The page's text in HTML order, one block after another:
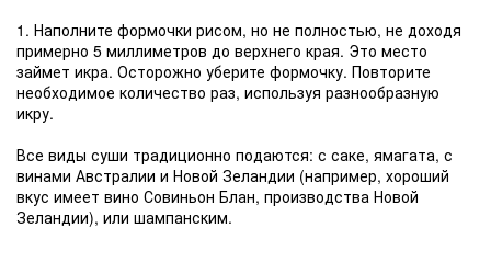
1. Наполните формочки рисом, но не полностью, не доходя
примерно 5 миллиметров до верхнего края. Это место
займет икра. Осторожно уберите формочку. Повторите
необходимое количество раз, используя разнообразную
икру.
Все виды суши традиционно подаются: с саке, ямагата, с
винами Австралии и Новой Зеландии (например, хороший
вкус имеет вино Совиньон Блан, производства Новой
Зеландии), или шампанским.